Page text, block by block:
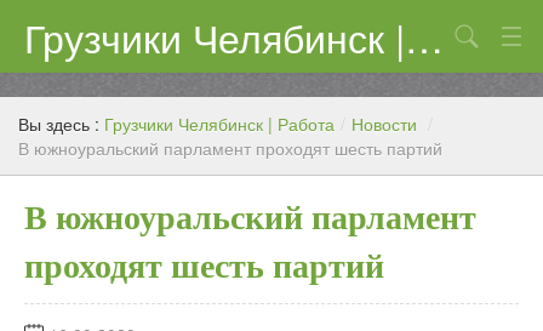
Грузчики Челябинск | Работа
Цены
Контакты
Поиск
Вы здесь : Грузчики Челябинск | Работа / Новости /
В южноуральский парламент проходят шесть партий
В южноуральский парламент
проходят шесть партий